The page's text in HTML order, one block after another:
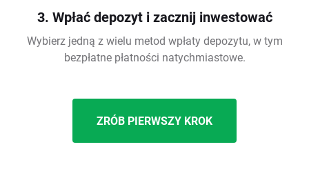
3. Wpłać depozyt i zacznij inwestować
Wybierz jedną z wielu metod wpłaty depozytu, w tym
bezpłatne płatności natychmiastowe.
ZRÓB PIERWSZY KROK